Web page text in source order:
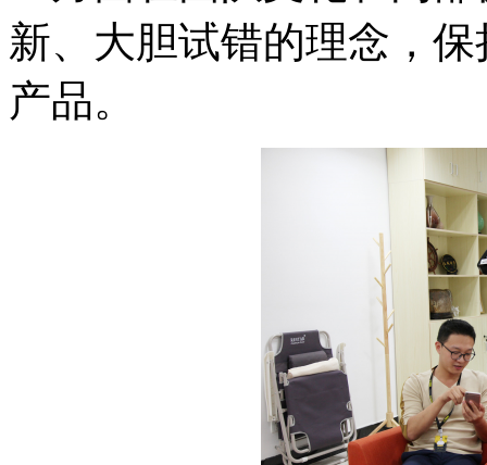
新、大胆试错的理念，
产品。